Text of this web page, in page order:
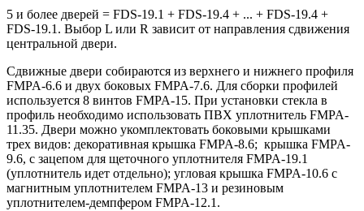
5 и более дверей = FDS-19.1 + FDS-19.4 + ... + FDS-19.4 +
FDS-19.1. Выбор L или R зависит от направления сдвижения
центральной двери.
Сдвижные двери собираются из верхнего и нижнего профиля
FMPA-6.6 и двух боковых FMPA-7.6. Для сборки профилей
используется 8 винтов FMPA-15. При установки стекла в
профиль необходимо использовать ПВХ уплотнитель FMPA-
11.35. Двери можно укомплектовать боковыми крышками
трех видов: декоративная крышка FMPA-8.6; крышка FMPA-
9.6, с зацепом для щеточного уплотнителя FMPA-19.1
(уплотнитель идет отдельно); угловая крышка FMPA-10.6 с
магнитным уплотнителем FMPA-13 и резиновым
уплотнителем-демпфером FMPA-12.1.